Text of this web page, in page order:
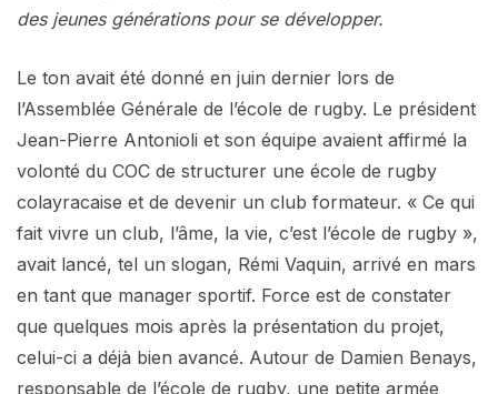
des jeunes générations pour se développer.
Le ton avait été donné en juin dernier lors de
l’Assemblée Générale de l’école de rugby. Le président
Jean-Pierre Antonioli et son équipe avaient affirmé la
volonté du COC de structurer une école de rugby
colayracaise et de devenir un club formateur. « Ce qui
fait vivre un club, l’âme, la vie, c’est l’école de rugby »,
avait lancé, tel un slogan, Rémi Vaquin, arrivé en mars
en tant que manager sportif. Force est de constater
que quelques mois après la présentation du projet,
celui-ci a déjà bien avancé. Autour de Damien Benays,
responsable de l’école de rugby, une petite armée